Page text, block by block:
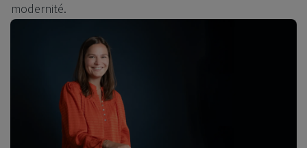
modernité.